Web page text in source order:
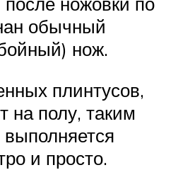
обычный
нож.
плинтусов,
на полу, таким
и просто.